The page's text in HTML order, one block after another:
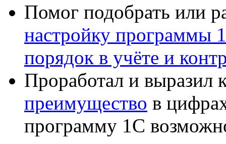
Помог подобрать или
настройку программы
порядок в учёте и
Проработал и выразил
преимущество в
программу 1С